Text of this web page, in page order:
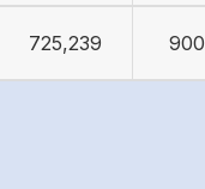
725,239 900